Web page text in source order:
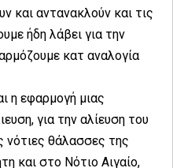
και αντανακλούν και τις
ήδη λάβει για την
κατ αναλογία
η εφαρμογή μιας
για την αλίευση του
νότιες θάλασσες της
και στο Νότιο Αιγαίο,